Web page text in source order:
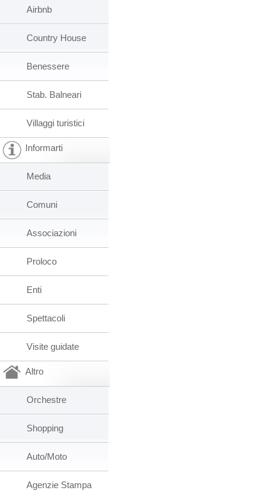
Airbnb
Country House
Benessere
Stab. Balneari
Villaggi turistici
Informarti
Media
Comuni
Associazioni
Proloco
Enti
Spettacoli
Visite guidate
Altro
Orchestre
Shopping
Auto/Moto
Agenzie Stampa